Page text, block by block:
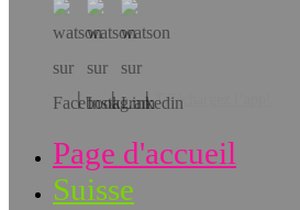
Téléchargez l’app!
Page d'accueil
Suisse